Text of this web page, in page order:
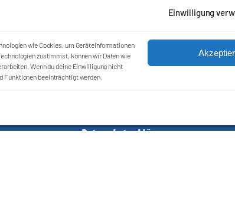
Einwilligung
wie Cookies, um Geräteinformationen
zustimmst, können wir Daten wie
Wenn du deine Einwilligung nicht
Funktionen beeinträchtigt werden.
Datenschutzerklärung